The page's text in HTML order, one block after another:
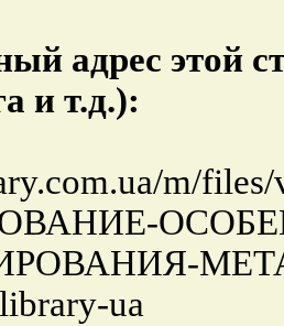
адрес этой
и т.д.):
m/
ua